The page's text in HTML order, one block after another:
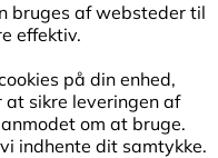
bruges af websteder til
effektiv.
på din enhed,
sikre leveringen af
om at bruge.
indhente dit samtykke.